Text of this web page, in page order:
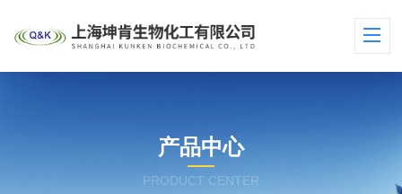
产品中心
PRODUCT CENTER